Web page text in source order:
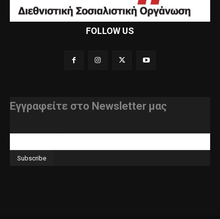
FOLLOW US
Εγγραφείτε στο Newsletter μας